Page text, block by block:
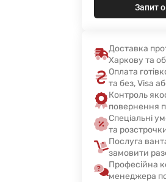
Запит
Доставка
Харкову та
Оплата
та без, Visa
Контроль
повернення
Спеціальні
та
Послуга
замовити
Професійна
менеджера